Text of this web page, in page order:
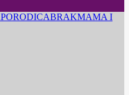
PORODICABRAKMAMA I